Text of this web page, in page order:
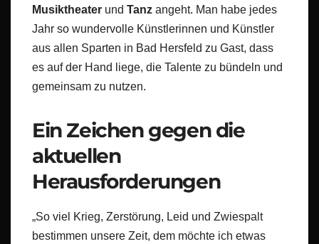
Musiktheater und Tanz angeht. Man habe jedes
Jahr so wundervolle Künstlerinnen und Künstler
aus allen Sparten in Bad Hersfeld zu Gast, dass
es auf der Hand liege, die Talente zu bündeln und
gemeinsam zu nutzen.
Ein Zeichen gegen die
aktuellen
Herausforderungen
„So viel Krieg, Zerstörung, Leid und Zwiespalt
bestimmen unsere Zeit, dem möchte ich etwas